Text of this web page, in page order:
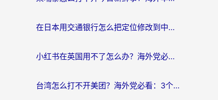
在日本用交通银行怎么把定位修改到中国国内？海外党必备实用指南（附追剧支付社交全解）
小红书在英国用不了怎么办？海外党必看的回国加速解决方案
台湾怎么打不开美团？海外党必看：3个实用技巧解决国内App地区限制难题